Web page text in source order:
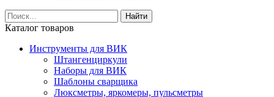
Найти
Каталог товаров
Инструменты для ВИК
Штангенциркули
Наборы для ВИК
Шаблоны сварщика
Люксметры, яркомеры, пульсметры